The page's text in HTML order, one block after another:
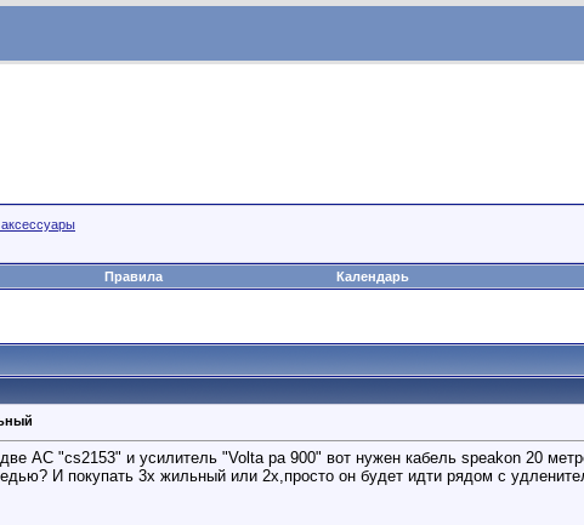
Правила Календарь
АС "cs2153" и усилитель "Volta pa 900" вот нужен кабель speakon 20
И покупать 3х жильный или 2х,просто он будет идти рядом с